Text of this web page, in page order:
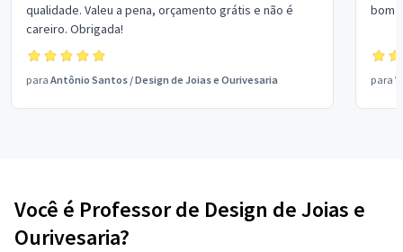
qualidade. Valeu a pena, orçamento grátis e não é
careiro. Obrigada!
para Antônio Santos /Design de Joias e Ourivesaria
bom
para
Você é Professor de Design de Joias e
Ourivesaria?